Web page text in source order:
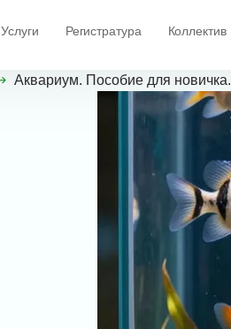
Услуги Регистратура Коллектив
Аквариум. Пособие для новичка.